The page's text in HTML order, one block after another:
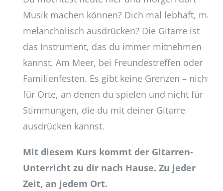
Musik machen können? Dich mal lebhaft, mal
melancholisch ausdrücken? Die Gitarre ist
das Instrument, das du immer mitnehmen
kannst. Am Meer, bei Freundestreffen oder
Familienfesten. Es gibt keine Grenzen – nicht
für Orte, an denen du spielen und nicht für
Stimmungen, die du mit deiner Gitarre
ausdrücken kannst.
Mit diesem Kurs kommt der Gitarren-
Unterricht zu dir nach Hause. Zu jeder
Zeit, an jedem Ort.